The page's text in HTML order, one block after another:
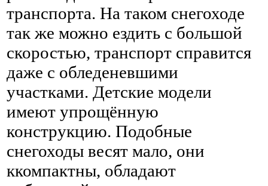
транспорта. На таком снегоходе
так же можно ездить с большой
скоростью, транспорт справится
даже с обледеневшими
участками. Детские модели
имеют упрощённую
конструкцию. Подобные
снегоходы весят мало, они
ккомпактны, обладают